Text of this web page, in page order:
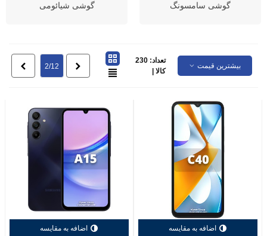
گوشی سامسونگ گوشی شیائومی
بیشترین قیمت
تعداد: 230
کالا |
2/12
اضافه به مقایسه اضافه به مقایسه